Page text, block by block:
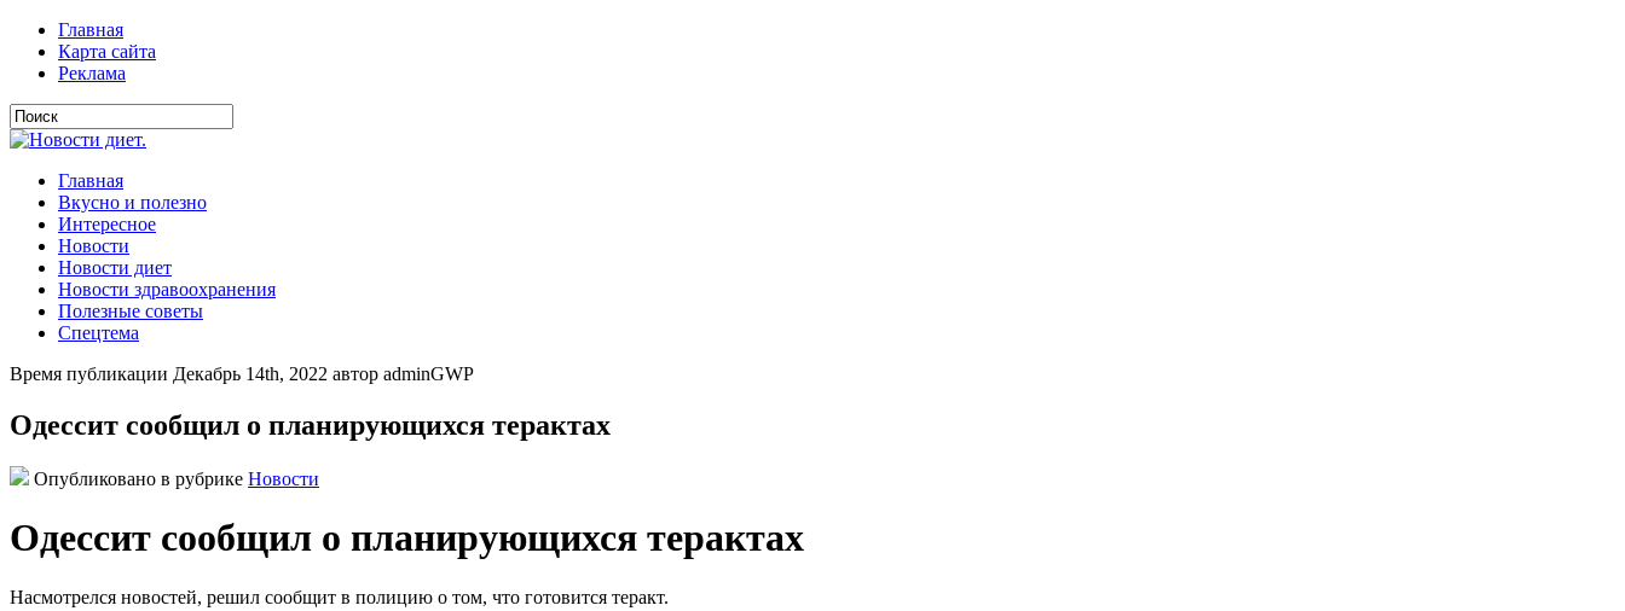
Главная
Карта сайта
Реклама
Главная
Вкусно и полезно
Интересное
Новости
Новости диет
Новости здравоохранения
Полезные советы
Спецтема
Время публикации Декабрь 14th, 2022 автор adminGWP
Одессит сообщил о планирующихся терактах
Опубликовано в рубрике Новости
Одессит сообщил о планирующихся терактах
Насмотрелся новостей, решил сообщит в полицию о том, что готовится теракт.